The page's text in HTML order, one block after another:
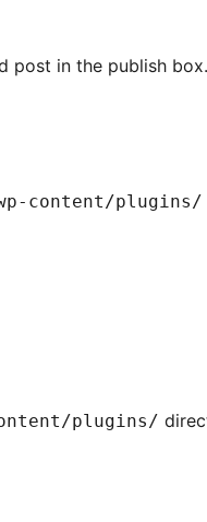
post in the publish
content/plugins/
plugins/